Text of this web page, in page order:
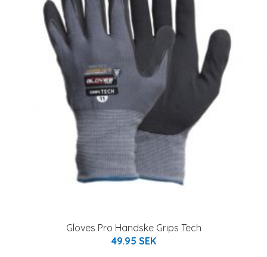
Gloves Pro Handske Grips Tech
49.95 SEK